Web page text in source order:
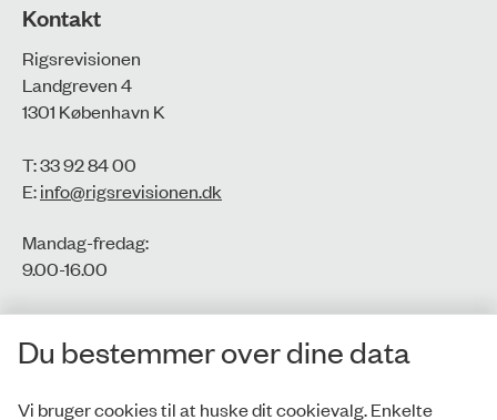
Kontakt
Rigsrevisionen
Landgreven 4
1301 København K
T: 33 92 84 00
E:info@rigsrevisionen.dk
Mandag-fredag:
9.00-16.00​
CVR-nr.: 77806113
EAN-nr.: 5798000016002
Du bestemmer over dine data
Vi bruger cookies til at huske dit cookievalg. Enkelte